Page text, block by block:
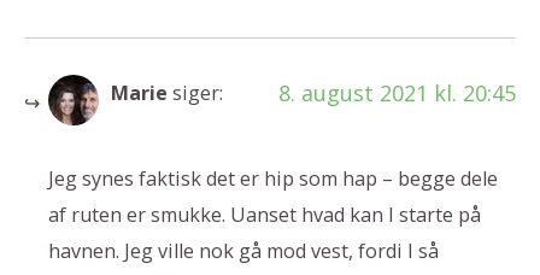
Marie siger: 8. august 2021 kl. 20:45
Jeg synes faktisk det er hip som hap – begge dele
af ruten er smukke. Uanset hvad kan I starte på
havnen. Jeg ville nok gå mod vest, fordi I så